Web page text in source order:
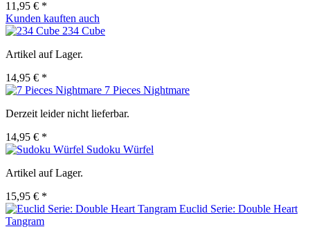
11,95 € *
Kunden kauften auch
234 Cube
Artikel auf Lager.
14,95 € *
7 Pieces Nightmare
Derzeit leider nicht lieferbar.
14,95 € *
Sudoku Würfel
Artikel auf Lager.
15,95 € *
Euclid Serie: Double Heart
Tangram